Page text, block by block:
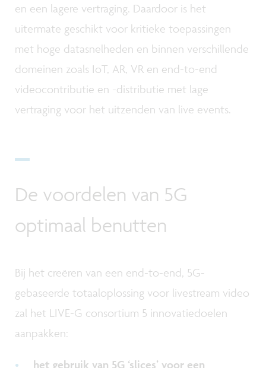
en een lagere vertraging. Daardoor is het
uitermate geschikt voor kritieke toepassingen
met hoge datasnelheden en binnen verschillende
domeinen zoals IoT, AR, VR en end-to-end
videocontributie en -distributie met lage
vertraging voor het uitzenden van live events.
De voordelen van 5G
optimaal benutten
Bij het creëren van een end-to-end, 5G-
gebaseerde totaaloplossing voor livestream video
zal het LIVE-G consortium 5 innovatiedoelen
aanpakken:
het gebruik van 5G ‘slices’ voor een